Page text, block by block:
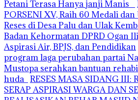
Petani Terasa Hanya janji Manis
PORSENI XV, Raih 60 Medali
Reses di Desa Palu dan Ulak
Badan Kehormatan DPRD Ogan
Aspirasi Air, BPJS, dan Pendidikan
program laga perubahan partai
Mustopa serahkan bantuan
huda RESES MASA SIDANG III:
SERAP ASPIRASI WARGA DAN